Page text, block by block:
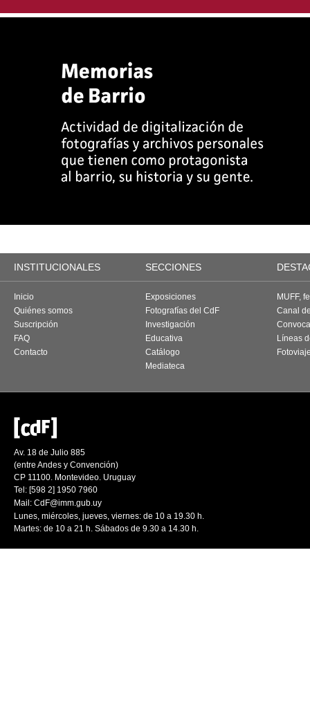
INSTITUCIONALES SECCIONES
Inicio
Quiénes somos
Suscripción
FAQ
Contacto
Exposiciones
Fotografías del CdF
Investigación
Educativa
Catálogo
Mediateca
MUFF,
Canal
Líneas
Av. 18 de Julio 885
(entre Andes y Convención)
CP 11100. Montevideo. Uruguay
Tel: [598 2] 1950 7960
Mail: CdF@imm.gub.uy
Lunes, miércoles, jueves, viernes: de 10 a 19.30 h.
Martes: de 10 a 21 h. Sábados de 9.30 a 14.30 h.